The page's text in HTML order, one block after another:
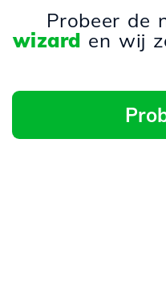
Probeer de
wizard en wij